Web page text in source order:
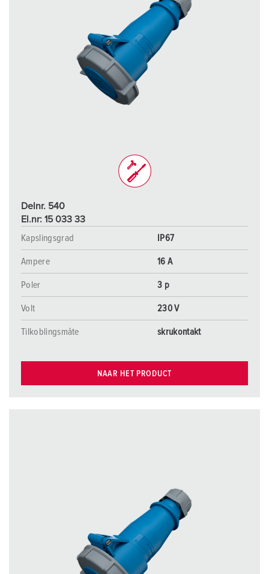
Delnr. 540
El.nr: 15 033 33
Kapslingsgrad
IP67
Ampere 16 A
Poler 3 p
Volt 230 V
Tilkoblingsmåte skrukontakt
NAAR HET PRODUCT